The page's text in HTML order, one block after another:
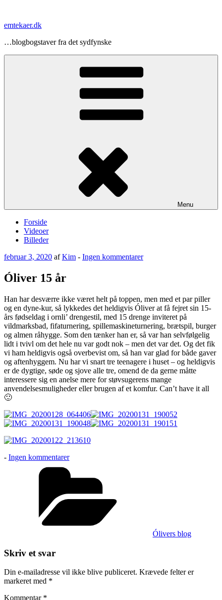
indhold
emtekaer.dk
…blogbogstaver fra det sydfynske
Menu
Forside
Videoer
Billeder
Udgivet
februar 3, 2020 afKim - Ingen kommentarertil
Óliver 15 år
Han har desværre ikke været helt på toppen, men med et par piller
og en dyne-kur, så lykkedes det heldigvis Óliver at få fejret sin 15-
års fødseldag i ornli’ drengestil, med 15 drenge inviteret på
vildmarksbad, fifaturnering, spillemaskineturnering, brætspil, burger
og almen råhygge. Som den tænker han er, så var han selvfølgelig
lidt i tvivl om det hele nu var godt nok – men det var det. Og det fik
vi ham heldigvis også overbevist om, så han var glad for både gaver
og aftenhyggem. Nu har vi snart tre teenagere i huset – og heldigvis
er de dygtige, søde og sjove alle tre, omend de da gerne måtte
interessere sig en anelse mere for støvsugerens mange
anvendelsesmuligheder eller brugen af et komfur. Can’t have it all
🙂
- Ingen kommentarertil
15
Ólivers blog
Skriv et svar
Din e-mailadresse vil ikke blive publiceret. Krævede felter er
markeret med *
Kommentar *